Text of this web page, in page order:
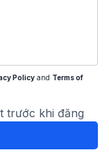
Policy and Terms of
trước khi đăng